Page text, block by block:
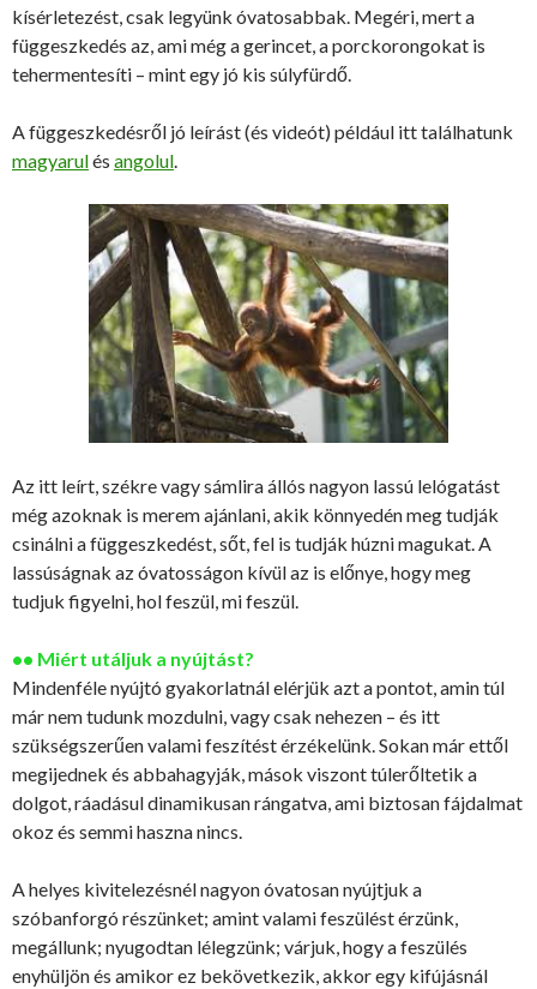
kísérletezést, csak legyünk óvatosabbak. Megéri, mert a
függeszkedés az, ami még a gerincet, a porckorongokat is
tehermentesíti – mint egy jó kis súlyfürdő.
A függeszkedésről jó leírást (és videót) például itt találhatunk
magyarulés angolul
Az itt leírt, székre vagy sámlira állós nagyon lassú lelógatást
még azoknak is merem ajánlani, akik könnyedén meg tudják
csinálni a függeszkedést, sőt, fel is tudják húzni magukat. A
lassúságnak az óvatosságon kívül az is előnye, hogy meg
tudjuk figyelni, hol feszül, mi feszül.
•• Miért utáljuk a nyújtást?
Mindenféle nyújtó gyakorlatnál elérjük azt a pontot, amin túl
már nem tudunk mozdulni, vagy csak nehezen – és itt
szükségszerűen valami feszítést érzékelünk. Sokan már ettől
megijednek és abbahagyják, mások viszont túlerőltetik a
dolgot, ráadásul dinamikusan rángatva, ami biztosan fájdalmat
okoz és semmi haszna nincs.
A helyes kivitelezésnél nagyon óvatosan nyújtjuk a
szóbanforgó részünket; amint valami feszülést érzünk,
megállunk; nyugodtan lélegzünk; várjuk, hogy a feszülés
enyhüljön és amikor ez bekövetkezik, akkor egy kifújásnál